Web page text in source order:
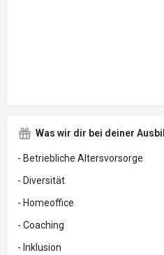
Was wir dir bei deiner
- Betriebliche Altersvorsorge
- Diversität
- Homeoffice
- Coaching
- Inklusion